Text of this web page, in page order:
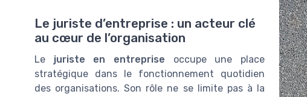
Le juriste d’entreprise : un acteur clé
au cœur de l’organisation
Le juriste en entreprise occupe une place
stratégique dans le fonctionnement quotidien
des organisations. Son rôle ne se limite pas à la